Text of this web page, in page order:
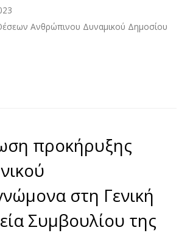
Ανθρώπινου Δυναμικού Δημοσίου
προκήρυξης
στη Γενική
Συμβουλίου της